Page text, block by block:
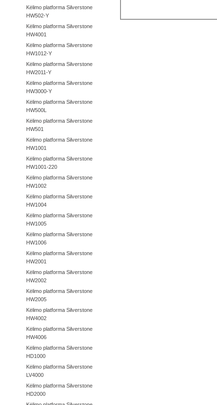
Kėlimo platforma Silverstone
HW502-Y
Kėlimo platforma Silverstone
HW4001
Kėlimo platforma Silverstone
HW1012-Y
Kėlimo platforma Silverstone
HW2011-Y
Kėlimo platforma Silverstone
HW3000-Y
Kėlimo platforma Silverstone
HW500L
Kėlimo platforma Silverstone
HW501
Kėlimo platforma Silverstone
HW1001
Kėlimo platforma Silverstone
HW1001-220
Kėlimo platforma Silverstone
HW1002
Kėlimo platforma Silverstone
HW1004
Kėlimo platforma Silverstone
HW1005
Kėlimo platforma Silverstone
HW1006
Kėlimo platforma Silverstone
HW2001
Kėlimo platforma Silverstone
HW2002
Kėlimo platforma Silverstone
HW2005
Kėlimo platforma Silverstone
HW4002
Kėlimo platforma Silverstone
HW4006
Kėlimo platforma Silverstone
HD1000
Kėlimo platforma Silverstone
LV4000
Kėlimo platforma Silverstone
HD2000